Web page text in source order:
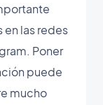
las redes
Poner
puede
mucho